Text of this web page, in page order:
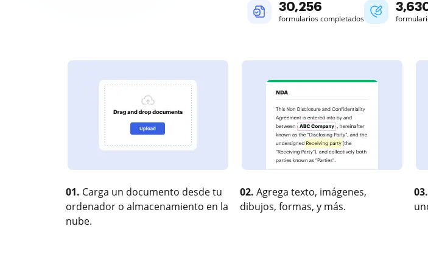
30,258
formularios completados
01. Carga un documento desde tu
ordenador o almacenamiento en la
nube.
02. Agrega texto, imágenes,
dibujos, formas, y más.
03.